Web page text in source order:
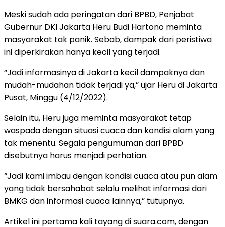
Meski sudah ada peringatan dari BPBD, Penjabat
Gubernur DKI Jakarta Heru Budi Hartono meminta
masyarakat tak panik. Sebab, dampak dari peristiwa
ini diperkirakan hanya kecil yang terjadi.
“Jadi informasinya di Jakarta kecil dampaknya dan
mudah-mudahan tidak terjadi ya,” ujar Heru di Jakarta
Pusat, Minggu (4/12/2022).
Selain itu, Heru juga meminta masyarakat tetap
waspada dengan situasi cuaca dan kondisi alam yang
tak menentu. Segala pengumuman dari BPBD
disebutnya harus menjadi perhatian.
“Jadi kami imbau dengan kondisi cuaca atau pun alam
yang tidak bersahabat selalu melihat informasi dari
BMKG dan informasi cuaca lainnya,” tutupnya.
Artikel ini pertama kali tayang di suara.com, dengan